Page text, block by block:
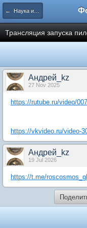
← Наука и Техника
Трансляция запуска
Андрей_kz
27 Nov 2025
https://rutube.ru/video/
https://vkvideo.ru/video-
Андрей_kz
19 Jul 2026
https://t.me/